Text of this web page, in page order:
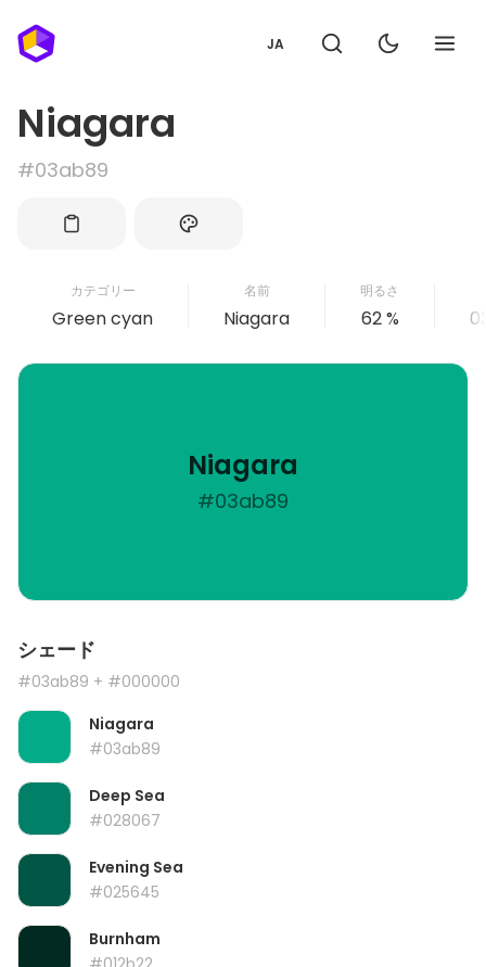
JA
Niagara
#03ab89
カテゴリー
Green cyan
名前
Niagara
明るさ
62 %
Niagara
#03ab89
シェード
#03ab89 + #000000
Niagara
#03ab89
Deep Sea
#028067
Evening Sea
#025645
Burnham